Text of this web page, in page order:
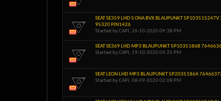
SEAT SE359 LHD S ONA BVX BLAUPUNKT
95320 PIN1426
Started byCAPI , 26-10-2020 09:38 PM
SEAT SE369 LHD MP3 BLAUPUNKT 5P1035186B
Started byCAPI , 19-10-2020 04:25 PM
SEAT LEON LHD MP3 BLAUPUNKT 5P2035186A
Started byCAPI , 08-09-2020 02:08 PM